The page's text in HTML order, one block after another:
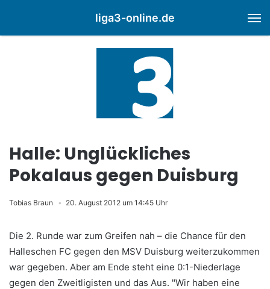
liga3-online.de
Halle: Unglückliches
Pokalaus gegen Duisburg
Tobias Braun 20. August 2012 um 14:45 Uhr
Die 2. Runde war zum Greifen nah – die Chance für den
Halleschen FC gegen den MSV Duisburg weiterzukommen
war gegeben. Aber am Ende steht eine 0:1-Niederlage
gegen den Zweitligisten und das Aus. "Wir haben eine